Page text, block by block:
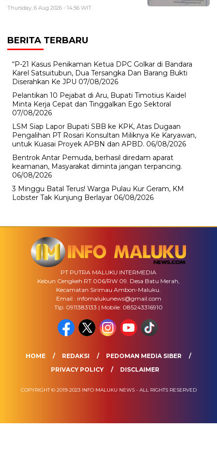
Thursday, 6 Aug 2026 - 14:56 WIT
BERITA TERBARU
“P-21 Kasus Penikaman Ketua DPC Golkar di Bandara
Karel Satsuitubun, Dua Tersangka Dan Barang Bukti
Diserahkan Ke JPU 07/08/2026
Pelantikan 10 Pejabat di Aru, Bupati Timotius Kaidel
Minta Kerja Cepat dan Tinggalkan Ego Sektoral
07/08/2026
LSM Siap Lapor Bupati SBB ke KPK, Atas Dugaan
Pengalihan PT Rosari Konsultan Miliknya Ke Karyawan,
untuk Kuasai Proyek APBN dan APBD. 06/08/2026
Bentrok Antar Pemuda, berhasil diredam aparat
keamanan, Masyarakat diminta jangan terpancing.
06/08/2026
3 Minggu Batal Terus! Warga Pulau Kur Geram, KM
Lobster Tak Kunjung Berlayar 06/08/2026
PT PUTRA MALUKU INTERMEDIA
Kebun Cengkeh RT.006/RW 09. Desa Batu Merah,
Kecamatan Sirimau Ambon-Maluku.
Email : infomalukunews@gmail.com
Tlp: 0911383133 | Mobile: 085243316910
HOME REDAKSI
PEDOMAN MEDIA SIBER
PRIVACY POLICY
DISCLAIMER
COPYRIGHT © 2019-2023 INFO MALUKU NEWS - ALL RIGHTS RESERVED